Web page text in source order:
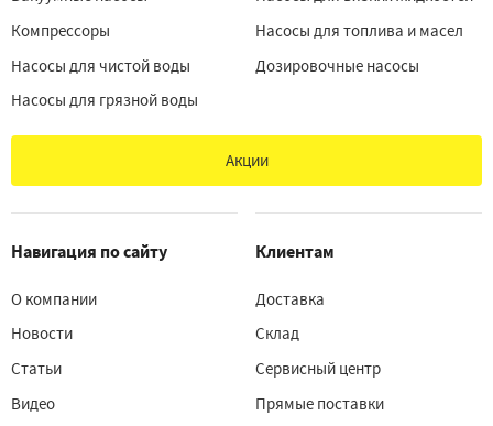
Компрессоры
Насосы для чистой воды
Насосы для грязной воды
Насосы для топлива и масел
Дозировочные насосы
Акции
Навигация по сайту
О компании
Новости
Статьи
Видео
Клиентам
Доставка
Склад
Сервисный центр
Прямые поставки